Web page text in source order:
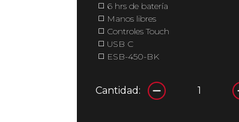
◻️ 6 hrs de batería
◻️ Manos libres
◻️ Controles Touch
◻️ USB C
◻️ ESB-450-BK
Cantidad: